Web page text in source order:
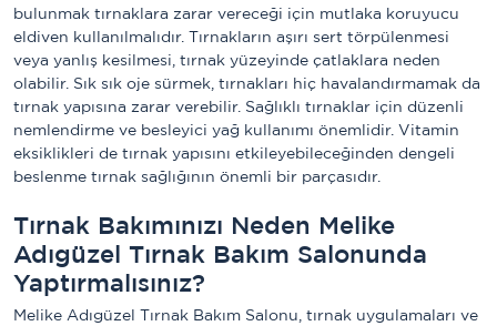
bulunmak tırnaklara zarar vereceği için mutlaka koruyucu
eldiven kullanılmalıdır. Tırnakların aşırı sert törpülenmesi
veya yanlış kesilmesi, tırnak yüzeyinde çatlaklara neden
olabilir. Sık sık oje sürmek, tırnakları hiç havalandırmamak da
tırnak yapısına zarar verebilir. Sağlıklı tırnaklar için düzenli
nemlendirme ve besleyici yağ kullanımı önemlidir. Vitamin
eksiklikleri de tırnak yapısını etkileyebileceğinden dengeli
beslenme tırnak sağlığının önemli bir parçasıdır.
Tırnak Bakımınızı Neden Melike
Adıgüzel Tırnak Bakım Salonunda
Yaptırmalısınız?
Melike Adıgüzel Tırnak Bakım Salonu, tırnak uygulamaları ve